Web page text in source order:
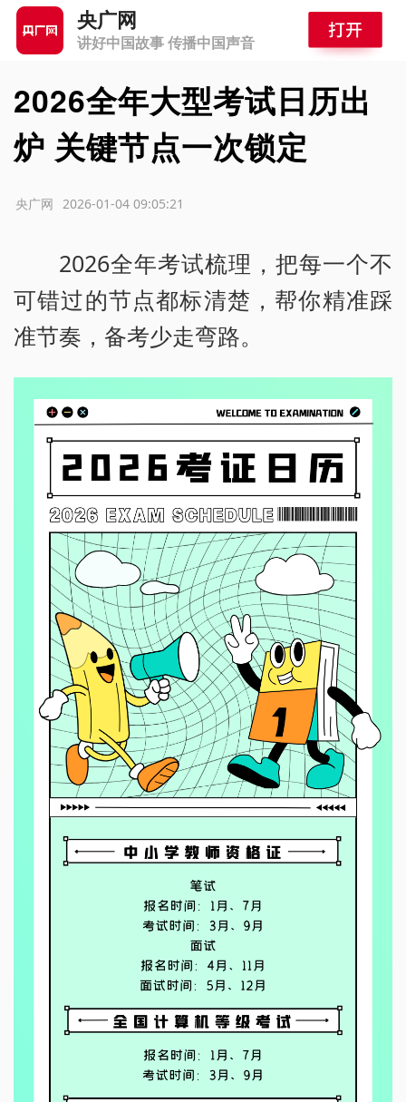
央广网
讲好中国故事 传播中国声音
2026全年大型考试日历出
炉 关键节点一次锁定
2026-01-04 09:05:21
央广网
2026全年考试梳理，把每一个不
可错过的节点都标清楚，帮你精准踩
准节奏，备考少走弯路。